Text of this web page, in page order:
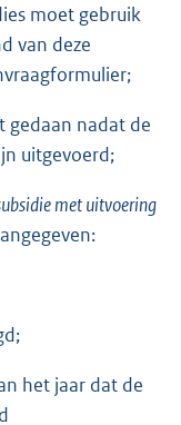
moet gebruik
van deze
gedaan nadat de
uitgevoerd;
met uitvoering
het jaar dat de